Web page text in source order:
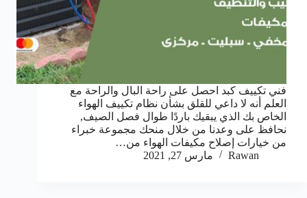
فني تكييف كبد احصل على راحة البال والراحة مع
العلم أنه لا داعي للقلق بشأن نظام تكييف الهواء
الخاص بك الذي يبقيك باردًا طوال فصل الصيف,
نحافظ على وعدنا من خلال منحك مجموعة خبراء
من خيارات إصلاح مكيفات الهواء من…
Rawan
مارس 27, 2021